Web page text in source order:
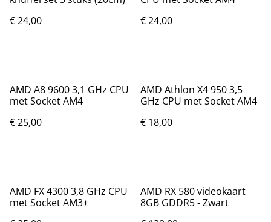
€ 24,00
€ 24,00
AMD A8 9600 3,1 GHz CPU
met Socket AM4
€ 25,00
AMD Athlon X4 950 3,5
GHz CPU met Socket AM4
€ 18,00
AMD FX 4300 3,8 GHz CPU
met Socket AM3+
AMD RX 580 videokaart
8GB GDDR5 - Zwart